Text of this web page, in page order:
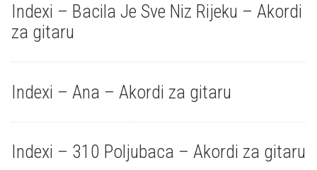
Indexi – Bacila Je Sve Niz Rijeku – Akordi
za gitaru
Indexi – Ana – Akordi za gitaru
Indexi – 310 Poljubaca – Akordi za gitaru